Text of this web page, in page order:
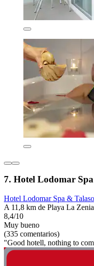
7. Hotel Lodomar
Hotel Lodomar Spa &
A 11,8 km de Playa La Zenia
8,4/10
Muy bueno
(335 comentarios)
"Good hotell, nothing to